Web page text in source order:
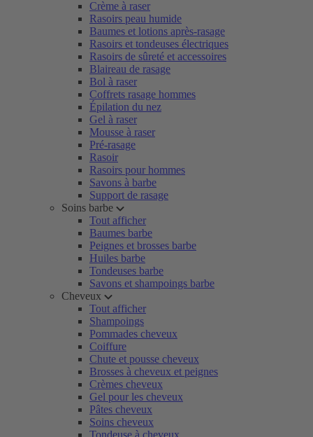
Crème à raser
Rasoirs peau humide
Baumes et lotions après-rasage
Rasoirs et tondeuses électriques
Rasoirs de sûreté et accessoires
Blaireau de rasage
Bol à raser
Coffrets rasage hommes
Épilation du nez
Gel à raser
Mousse à raser
Pré-rasage
Rasoir
Rasoirs pour hommes
Savons à barbe
Support de rasage
Soins barbe
Tout afficher
Baumes barbe
Peignes et brosses barbe
Huiles barbe
Tondeuses barbe
Savons et shampoings barbe
Cheveux
Tout afficher
Shampoings
Pommades cheveux
Coiffure
Chute et pousse cheveux
Brosses à cheveux et peignes
Crèmes cheveux
Gel pour les cheveux
Pâtes cheveux
Soins cheveux
Tondeuse à cheveux